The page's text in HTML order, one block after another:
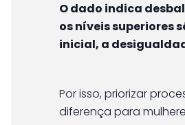
O dado indica
os níveis superiores
inicial, a
Por isso, priorizar
diferença para